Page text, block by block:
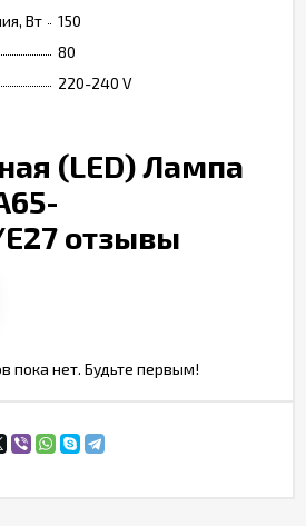
Вт
150
80
220-240 V
(LED) Лампа
отзывы
пока нет. Будьте первым!